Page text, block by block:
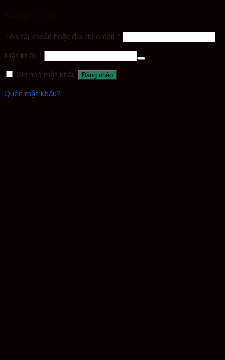
Tên tài khoản hoặc địa chỉ email *
Mật khẩu *
Ghi nhớ mật khẩu
Đăng nhập
Quên mật khẩu?